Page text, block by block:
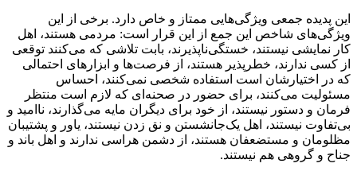
این پدیده جمعی ویژگی‌هایی ممتاز و خاص دارد. برخی از این
ویژگی‌های شاخص این جمع از این قرار است: مردمی هستند، اهل
کار نمایشی نیستند، خستگی‌ناپذیرند، بابت تلاشی که می‌کنند توقعی
از کسی ندارند، خطرپذیر هستند، از فرصت‌ها و ابزارهای احتمالی
که در اختیارشان است استفاده شخصی نمی‌کنند، احساس
مسئولیت می‌کنند، برای حضور در صحنه‌ای که لازم است منتظر
فرمان و دستور نیستند، از خود برای دیگران مایه می‌گذارند، ناامید و
بی‌تفاوت نیستند، اهل یک‌جانشستن و نق زدن نیستند، یاور و پشتیبان
مظلومان و مستضعفان هستند، از دشمن هراسی ندارند و اهل باند و
جناح و گروهی هم نیستند.